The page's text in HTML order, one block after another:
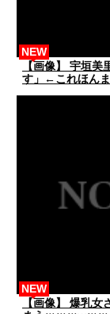
【画像】 宇垣
す」←これほん
NEW
【画像】 爆乳
NEW